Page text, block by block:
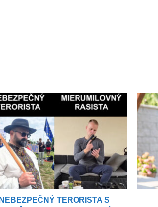
NEBEZPEČNÝ TERORISTA S